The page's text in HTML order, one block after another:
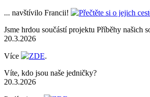
... navštívilo Francii! Přečtěte si o jejich
Jsme hrdou součástí projektu Příběhy našich
20.3.2026
Více ZDE.
Víte, kdo jsou naše jedničky?
20.3.2026